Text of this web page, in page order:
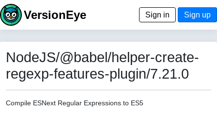
VersionEye Sign in Sign up
NodeJS/@babel/helper-create-
regexp-features-plugin/7.21.0
Compile ESNext Regular Expressions to ES5